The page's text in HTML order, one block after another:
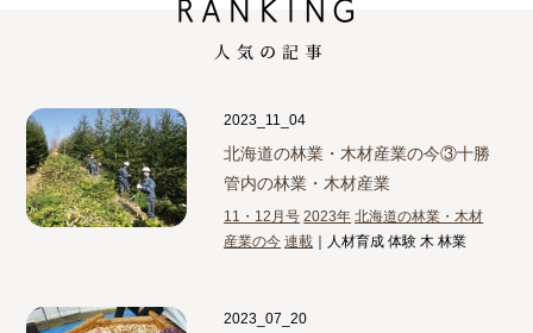
2023_11_04
北海道の林業・木材産業の今③十勝
管内の林業・木材産業
11・12月号 2023年 北海道の林業・木材
産業の今 連載 ｜人材育成 体験 木 林業
2023_07_20